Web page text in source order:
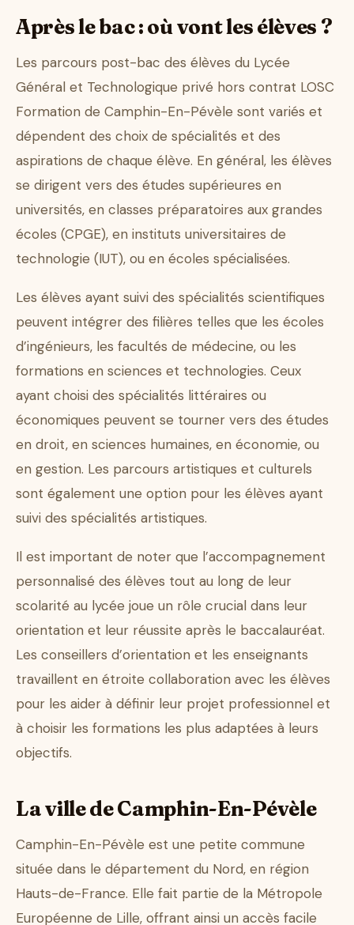
Après le bac : où vont les élèves ?
Les parcours post-bac des élèves du Lycée
Général et Technologique privé hors contrat LOSC
Formation de Camphin-En-Pévèle sont variés et
dépendent des choix de spécialités et des
aspirations de chaque élève. En général, les élèves
se dirigent vers des études supérieures en
universités, en classes préparatoires aux grandes
écoles (CPGE), en instituts universitaires de
technologie (IUT), ou en écoles spécialisées.
Les élèves ayant suivi des spécialités scientifiques
peuvent intégrer des filières telles que les écoles
d’ingénieurs, les facultés de médecine, ou les
formations en sciences et technologies. Ceux
ayant choisi des spécialités littéraires ou
économiques peuvent se tourner vers des études
en droit, en sciences humaines, en économie, ou
en gestion. Les parcours artistiques et culturels
sont également une option pour les élèves ayant
suivi des spécialités artistiques.
Il est important de noter que l’accompagnement
personnalisé des élèves tout au long de leur
scolarité au lycée joue un rôle crucial dans leur
orientation et leur réussite après le baccalauréat.
Les conseillers d’orientation et les enseignants
travaillent en étroite collaboration avec les élèves
pour les aider à définir leur projet professionnel et
à choisir les formations les plus adaptées à leurs
objectifs.
La ville de Camphin-En-Pévèle
Camphin-En-Pévèle est une petite commune
située dans le département du Nord, en région
Hauts-de-France. Elle fait partie de la Métropole
Européenne de Lille, offrant ainsi un accès facile